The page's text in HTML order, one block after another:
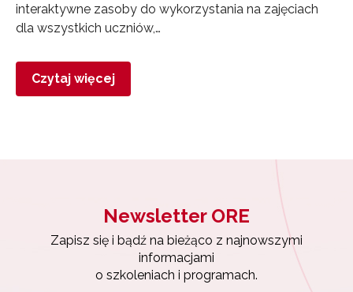
interaktywne zasoby do wykorzystania na zajęciach
dla wszystkich uczniów,…
Czytaj więcej
Newsletter ORE
Zapisz się i bądź na bieżąco z najnowszymi
informacjami
o szkoleniach i programach.
Newsletter ORE
Zapisz się i bądź na bieżąco z najnowszymi